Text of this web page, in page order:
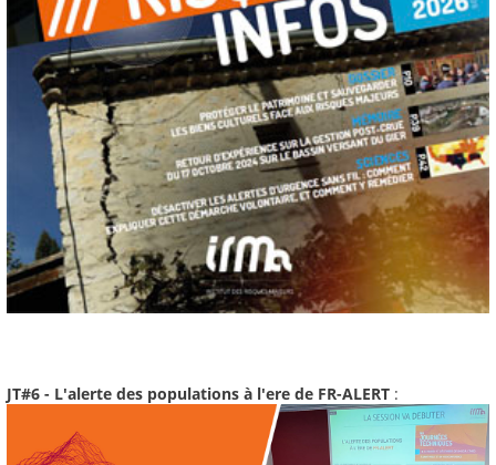
JT#6 - L'alerte des populations à l'ere de FR-ALERT :